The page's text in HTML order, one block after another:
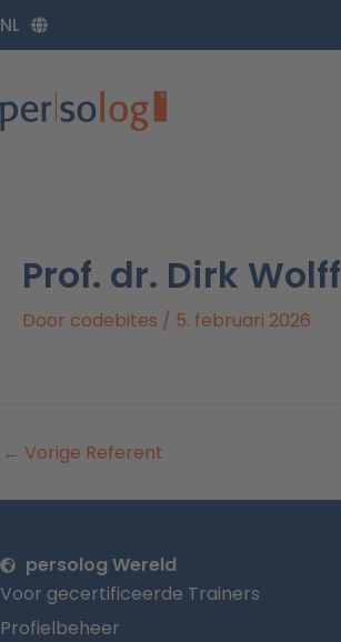
naar
de
NL
Prof. dr. Dirk Wolff
Door codebites / 5. februari 2026
← Vorige Referent
persolog Wereld
Voor gecertificeerde Trainers
Profielbeheer